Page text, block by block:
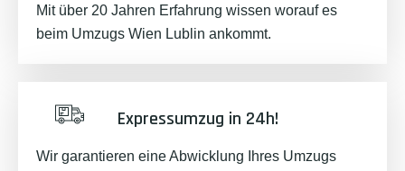
Mit über 20 Jahren Erfahrung wissen worauf es
beim Umzugs Wien Lublin ankommt.
Expressumzug in 24h!
Wir garantieren eine Abwicklung Ihres Umzugs